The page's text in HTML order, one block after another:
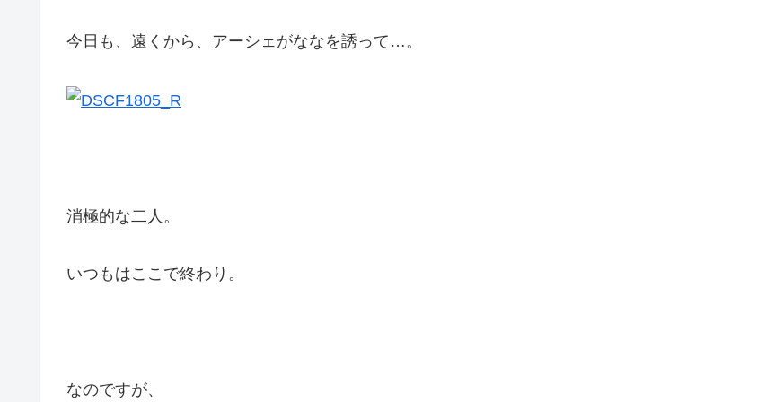
今日も、遠くから、アーシェがななを誘って…。
消極的な二人。
いつもはここで終わり。
なのですが、